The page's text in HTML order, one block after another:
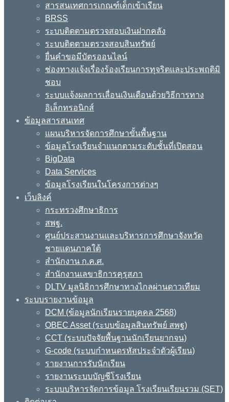
สารสนเทศการเกณฑ์เด็กเข้าเรียน
BRSS
ระบบติดตามตรวจสอบเงินฝากคลัง
ระบบติดตามตรวจสอบสินทรัพย์
ยื่นคำขอมีบัตรออนไลน์
ช่องทางแจ้งเรื่องร้องเรียนการทุจริตและประพฤติมิ
ชอบ
ระบบแจ้งผลการเลื่อนเงินเดือนด้วยวิธีการทาง
อิเล็กทรอนิกส์
ข้อมูลสารสนเทศ
แผนบริหารจัดการศึกษาขั้นพื้นฐาน
ข้อมูลโรงเรียนจำแนกตามระดับชั้นที่เปิดสอน
BigData
Data Services
ข้อมูลโรงเรียนในโครงการต่างๆ
เว็บลิงค์
กระทรวงศึกษาธิการ
สพฐ.
ศูนย์ประสานงานและบริหารการศึกษาจังหวัด
ชายแดนภาคใต้
สำนักงาน ก.ค.ศ.
สำนักงานเลขาธิการคุรุสภา
DLTV มูลนิธิการศึกษาทางไกลผ่านดาวเทียม
ระบบรายงานข้อมูล
DCM (ข้อมูลนักเรียนรายบุคคล 2568)
OBEC Asset (ระบบข้อมูลสินทรัพย์ สพฐ)
CCT (ระบบปัจจัยพื้นฐานนักเรียนยากจน)
G-code (ระบบกำหนดรหัสประจำตัวผู้เรียน)
รายงานการรับนักเรียน
รายงานระบบบัญชีโรงเรียน
ระบบบริหารจัดการข้อมูล โรงเรียนเรียนรวม (SET)